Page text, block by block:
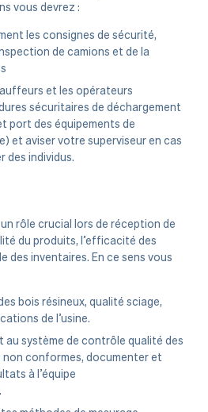
vous devrez :
les consignes de sécurité,
de camions et de la
et les opérateurs
sécuritaires de déchargement
port des équipements de
et aviser votre superviseur en cas
des individus.
rôle crucial lors de réception de
du produits, l’efficacité des
des inventaires. En ce sens vous
bois résineux, qualité sciage,
de l’usine.
au système de contrôle qualité des
non conformes, documenter et
à l’équipe